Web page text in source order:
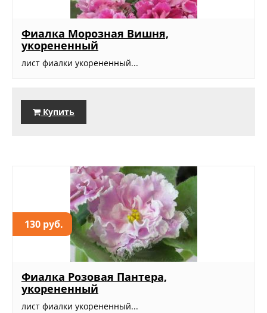
Фиалка Морозная Вишня,
укорененный
лист фиалки укорененный...
Купить
130 руб.
Фиалка Розовая Пантера,
укорененный
лист фиалки укорененный...